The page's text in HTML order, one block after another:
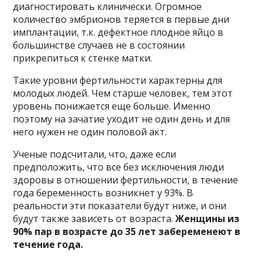
диагностировать клинически. Огромное
количество эмбрионов теряется в первые дни
имплантации, т.к. дефектное плодное яйцо в
большинстве случаев не в состоянии
прикрепиться к стенке матки.
Такие уровни фертильности характерны для
молодых людей. Чем старше человек, тем этот
уровень понижается еще больше. Именно
поэтому на зачатие уходит не один день и для
него нужен не один половой акт.
Ученые подсчитали, что, даже если
предположить, что все без исключения люди
здоровы в отношении фертильности, в течение
года беременность возникнет у 93%. В
реальности эти показатели будут ниже, и они
будут также зависеть от возраста.Женщины из
90% пар в возрасте до 35 лет забеременеют в
течение года.